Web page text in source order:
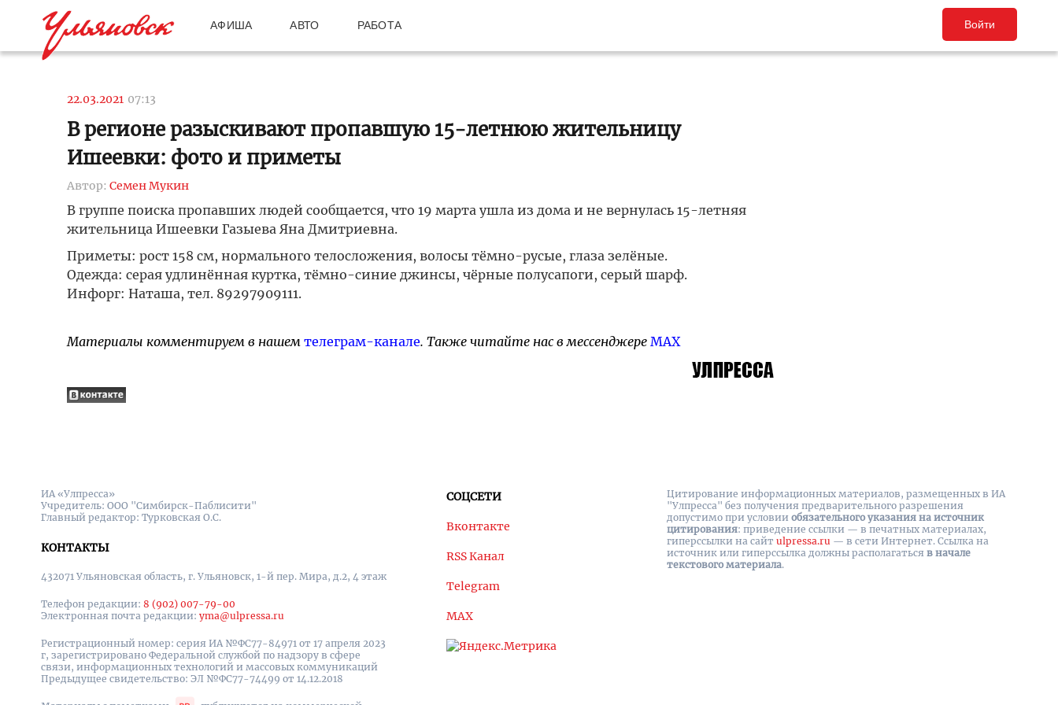
АФИША АВТО РАБОТА Войти
22.03.2021 07:13
В регионе разыскивают пропавшую 15-летнюю жительницу
Ишеевки: фото и приметы
Автор: Семен Мукин
В группе поиска пропавших людей сообщается, что 19 марта ушла из дома и не вернулась 15-летняя
жительница Ишеевки Газыева Яна Дмитриевна.
Приметы: рост 158 см, нормального телосложения, волосы тёмно-русые, глаза зелёные.
Одежда: серая удлинённая куртка, тёмно-синие джинсы, чёрные полусапоги, серый шарф.
Инфорг: Наташа, тел. 89297909111.
Материалы комментируем в нашем телеграм-канале. Также читайте нас в мессенджере MAX
ИА «Улпресса»
Учредитель: ООО "Симбирск-Паблисити"
Главный редактор: Турковская О.С.
КОНТАКТЫ
432071 Ульяновская область, г. Ульяновск, 1-й пер. Мира, д.2, 4 этаж
Телефон редакции: 8 (902) 007-79-00
Электронная почта редакции: yma@ulpressa.ru
Регистрационный номер: серия ИА №ФС77-84971 от 17 апреля 2023
г, зарегистрировано Федеральной службой по надзору в сфере
связи, информационных технологий и массовых коммуникаций
Предыдущее свидетельство: ЭЛ №ФС77-74499 от 14.12.2018
СОЦСЕТИ
Вконтакте
RSS Канал
Telegram
MAX
Цитирование информационных материалов, размещенных в ИА
"Улпресса" без получения предварительного разрешения
допустимо при условии обязательного указания на источник
цитирования: приведение ссылки — в печатных материалах,
гиперссылки на cайт ulpressa.ru — в сети Интернет. Ссылка на
источник или гиперссылка должны располагаться в начале
текстового материала.